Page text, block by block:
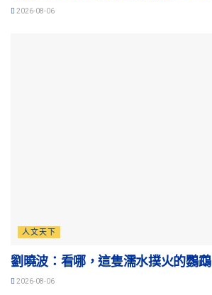
2026-08-06
人文天下
劉曉波：看哪，這隻濡水撲火的鸚鵡
2026-08-06